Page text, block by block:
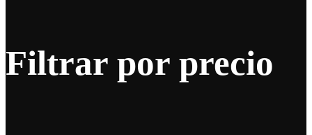
Filtrar por precio